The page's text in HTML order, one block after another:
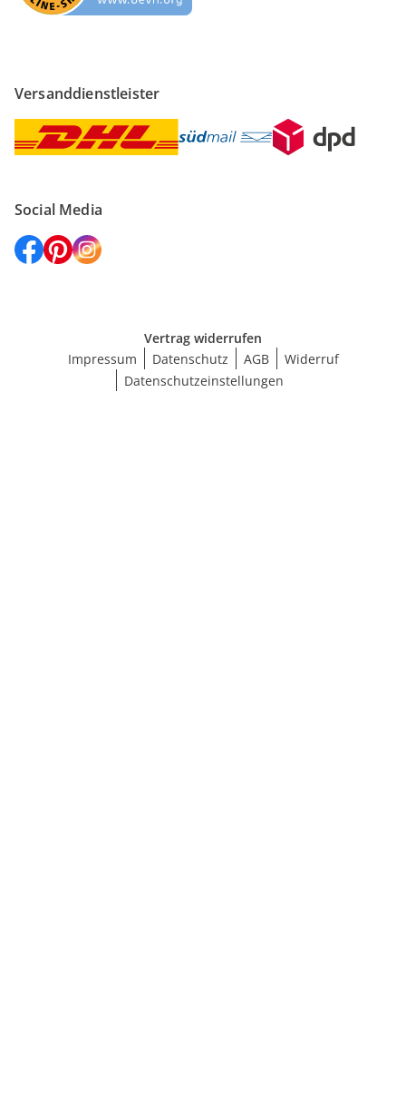
Versanddienstleister
Social Media
Vertrag widerrufen
Impressum
Datenschutz AGB
Widerruf
Datenschutzeinstellungen